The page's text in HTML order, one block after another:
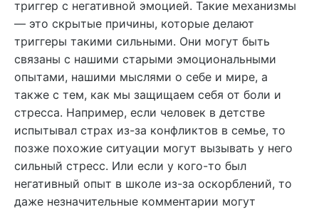
триггер с негативной эмоцией. Такие механизмы
— это скрытые причины, которые делают
триггеры такими сильными. Они могут быть
связаны с нашими старыми эмоциональными
опытами, нашими мыслями о себе и мире, а
также с тем, как мы защищаем себя от боли и
стресса. Например, если человек в детстве
испытывал страх из-за конфликтов в семье, то
позже похожие ситуации могут вызывать у него
сильный стресс. Или если у кого-то был
негативный опыт в школе из-за оскорблений, то
даже незначительные комментарии могут